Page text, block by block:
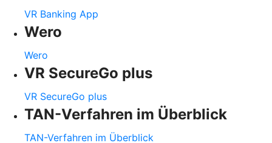
VR Banking App
Wero
Wero
VR SecureGo plus
VR SecureGo plus
TAN-Verfahren im Überblick
TAN-Verfahren im Überblick